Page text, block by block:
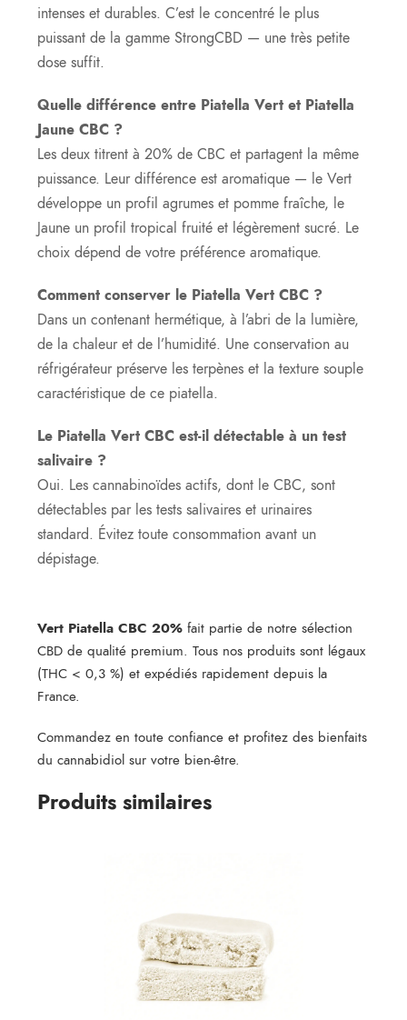
intenses et durables. C’est le concentré le plus
puissant de la gamme StrongCBD — une très petite
dose suffit.
Quelle différence entre Piatella Vert et Piatella
Jaune CBC ?
Les deux titrent à 20% de CBC et partagent la même
puissance. Leur différence est aromatique — le Vert
développe un profil agrumes et pomme fraîche, le
Jaune un profil tropical fruité et légèrement sucré. Le
choix dépend de votre préférence aromatique.
Comment conserver le Piatella Vert CBC ?
Dans un contenant hermétique, à l’abri de la lumière,
de la chaleur et de l’humidité. Une conservation au
réfrigérateur préserve les terpènes et la texture souple
caractéristique de ce piatella.
Le Piatella Vert CBC est-il détectable à un test
salivaire ?
Oui. Les cannabinoïdes actifs, dont le CBC, sont
détectables par les tests salivaires et urinaires
standard. Évitez toute consommation avant un
dépistage.
Vert Piatella CBC 20% fait partie de notre sélection
CBD de qualité premium. Tous nos produits sont légaux
(THC < 0,3 %) et expédiés rapidement depuis la
France.
Commandez en toute confiance et profitez des bienfaits
du cannabidiol sur votre bien-être.
Produits similaires